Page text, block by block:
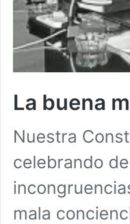
La buena
Nuestra
celebrando
mala